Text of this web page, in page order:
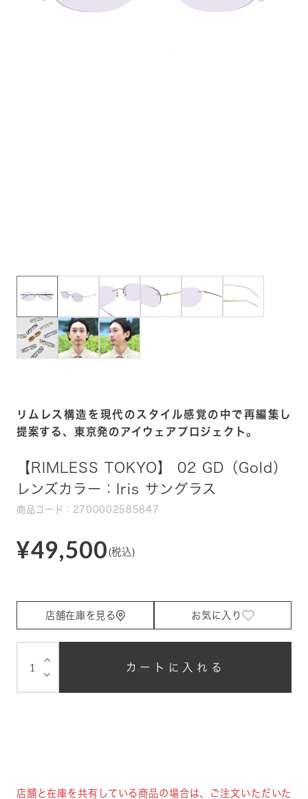
リムレス構造を現代のスタイル感覚の中で再編集し
提案する、東京発のアイウェアプロジェクト。
【RIMLESS TOKYO】 02 GD（Gold）
レンズカラー：Iris サングラス
商品コード：2700002585847
¥49,500 (税込)
店舗在庫を見る お気に入り
⌵
⌵ カートに入れる
店舗と在庫を共有している商品の場合は、ご注文いただいた